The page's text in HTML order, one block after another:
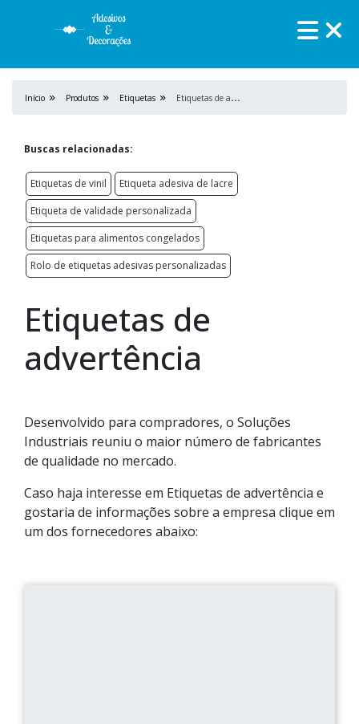
Início Produtos Etiquetas E
tiquetas de advertência
Buscas relacionadas:
Etiquetas de vinil
Etiqueta adesiva de lacre
Etiqueta de validade personalizada
Etiquetas para alimentos congelados
Rolo de etiquetas adesivas personalizadas
Etiquetas de
advertência
Desenvolvido para compradores, o Soluções
Industriais reuniu o maior número de fabricantes
de qualidade no mercado.
Caso haja interesse em Etiquetas de advertência e
gostaria de informações sobre a empresa clique em
um dos fornecedores abaixo: